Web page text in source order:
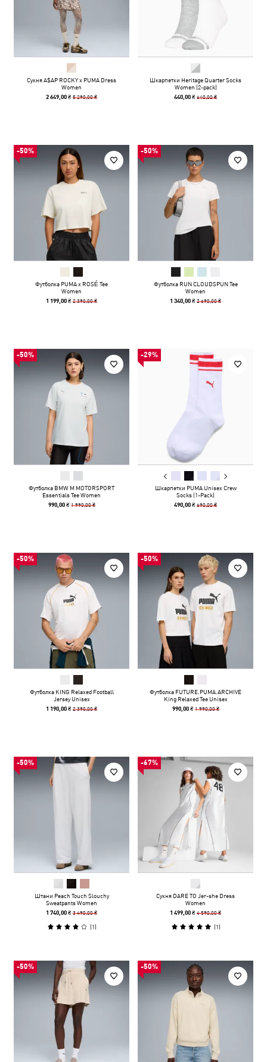
Сукня A$AP ROCKY x PUMA Dress
Women
2 649,00 ₴5 290,00 ₴
Шкарпетки Heritage Quarter Socks
Women (2-pack)
440,00 ₴640,00 ₴
-50%
Футболка PUMA x ROSÉ Tee
Women
1 199,00 ₴2 390,00 ₴
-50%
Футболка RUN CLOUDSPUN Tee
Women
1 340,00 ₴2 690,00 ₴
-50%
Футболка BMW M MOTORSPORT
Essentials Tee Women
990,00 ₴ 1 990,00 ₴
-29%
Шкарпетки PUMA Unisex Crew
Socks (1-Pack)
490,00 ₴690,00 ₴
-50%
Футболка KING Relaxed Football
Jersey Unisex
1 190,00 ₴2 390,00 ₴
-50%
Футболка FUTURE.PUMA.ARCHIVE
King Relaxed Tee Unisex
990,00 ₴ 1 990,00 ₴
-50%
Штани Peach Touch Slouchy
Sweatpants Women
1 740,00 ₴3 490,00 ₴
(1)
-67%
Сукня DARE TO Jer-she Dress
Women
1 499,00 ₴4 590,00 ₴
(1)
-50% -50%